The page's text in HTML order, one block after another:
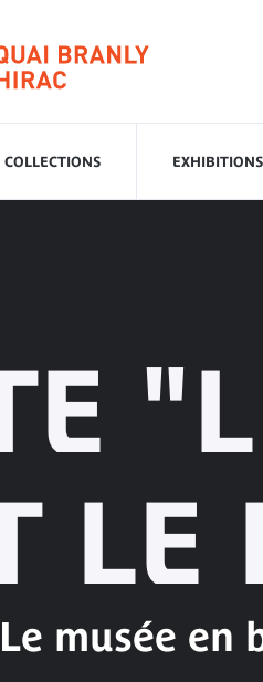
COLLECTIONS
LE
Le musée en